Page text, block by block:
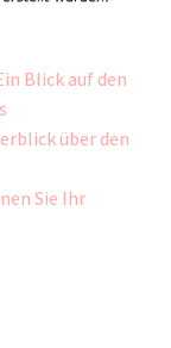
Blick auf den
über den
Sie Ihr